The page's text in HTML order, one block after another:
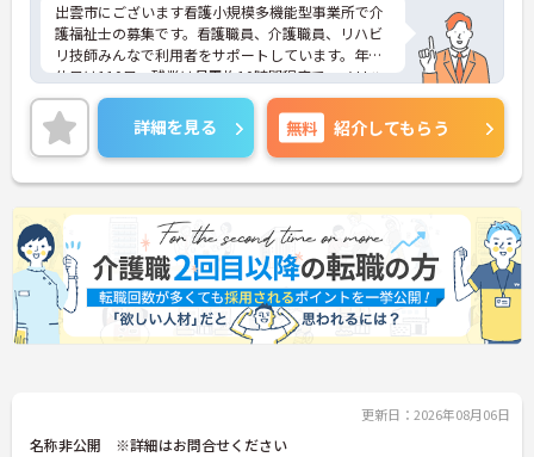
出雲市にございます看護小規模多機能型事業所で介
護福祉士の募集です。看護職員、介護職員、リハビ
リ技師みんなで利用者をサポートしています。年間
休日は110日、残業は月平均10時間程度で、メリハ
リのある勤務が可能です。フルタイムパートや嘱託
職員等、ライフスタイルにあわせた多様な就業形態
があり、長く安心してお勤めいただけます。ご興味
ある方には、面接対策ポイントなど、さらに詳細を
お話しいたしますのでお気軽にご相談ください。
詳細を見る 無料 紹介してもらう
更新日：2026年08月06日
名称非公開 ※詳細はお問合せください